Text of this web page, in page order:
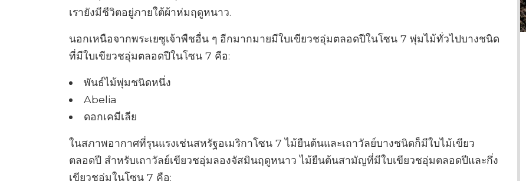
เรายังมีชีวิตอยู่ภายใต้ผ้าห่มฤดูหนาว.
นอกเหนือจากพระเยซูเจ้าพืชอื่น ๆ อีกมากมายมีใบเขียวชอุ่มตลอดปีในโซน 7 พุ่มไม้ทั่วไปบางชนิด
ที่มีใบเขียวชอุ่มตลอดปีในโซน 7 คือ:
พันธ์ไม้พุ่มชนิดหนึ่ง
Abelia
ดอกเคมีเลีย
ในสภาพอากาศที่รุนแรงเช่นสหรัฐอเมริกาโซน 7 ไม้ยืนต้นและเถาวัลย์บางชนิดก็มีใบไม้เขียว
ตลอดปี สำหรับเถาวัลย์เขียวชอุ่มลองจัสมินฤดูหนาว ไม้ยืนต้นสามัญที่มีใบเขียวชอุ่มตลอดปีและกึ่ง
เขียวชอุ่มในโซน 7 คือ: